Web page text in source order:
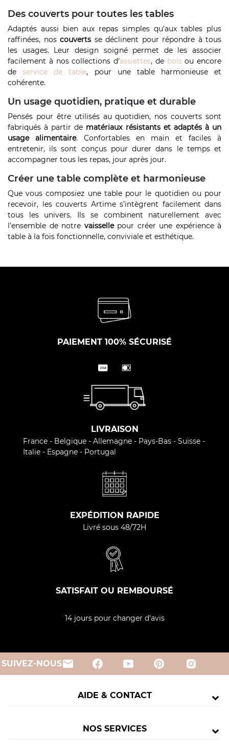
Des couverts pour toutes les tables
Adaptés aussi bien aux repas simples qu’aux tables plus
raffinées, nos couverts se déclinent pour répondre à tous
les usages. Leur design soigné permet de les associer
facilement à nos collections d'assiettes, de bolsou encore
deservice de table, pour une table harmonieuse et
cohérente.
Un usage quotidien, pratique et durable
Pensés pour être utilisés au quotidien, nos couverts sont
fabriqués à partir de matériaux résistants et adaptés à un
usage alimentaire. Confortables en main et faciles à
entretenir, ils sont conçus pour durer dans le temps et
accompagner tous les repas, jour après jour.
Créer une table complète et harmonieuse
Que vous composiez une table pour le quotidien ou pour
recevoir, les couverts Artime s’intègrent facilement dans
tous les univers. Ils se combinent naturellement avec
l’ensemble de notre vaissellepour créer une expérience à
table à la fois fonctionnelle, conviviale et esthétique.
PAIEMENT 100% SÉCURISÉ
LIVRAISON
France - Belgique - Allemagne - Pays-Bas - Suisse -
Italie - Espagne - Portugal
EXPÉDITION RAPIDE
Livré sous 48/72H
SATISFAIT OU REMBOURSÉ
14 jours pour changer d'avis
SUIVEZ-NOUSemail
AIDE & CONTACT
NOS SERVICES